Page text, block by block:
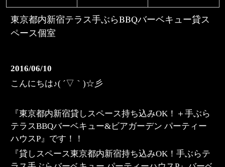
東京都内新宿テラス手ぶらBBQバーベキュー貸ス
ペース個室
2016/06/10
こんにちは♪( ´▽｀)☆彡
『東京都内新宿貸しスペース持ち込みOK！＋手ぶら
テラスBBQバーベキュー&ビアガーデン パーティー
ハウスP』です！！
『貸しスペース東京都内新宿持ち込みOK！手ぶらテ